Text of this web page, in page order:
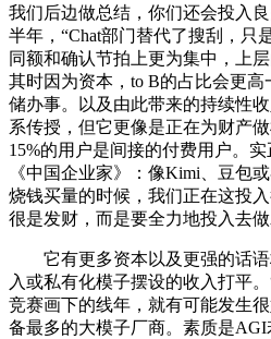
我们后边做总结，你们还会投入
半年，“Chat部门替代了搜刮，只
同额和确认节拍上更为集中，上
其时因为资本，to B的占比会更
储办事。以及由此带来的持续性
系传授，但它更像是正在为财产
15%的用户是间接的付费用户。
《中国企业家》：像Kimi、豆包
烧钱买量的时候，我们正在这投
很是发财，而是要全力地投入去
它有更多资本以及更强的话语
入或私有化模子摆设的收入打平
竞赛画下的线年，就有可能发生
备最多的大模子厂商。素质是